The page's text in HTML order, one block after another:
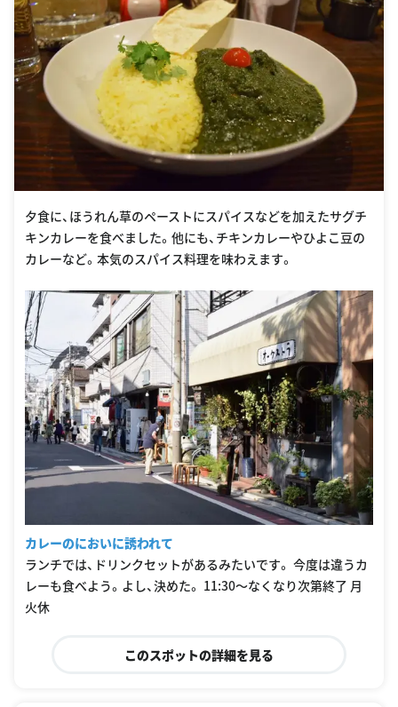
夕食に、ほうれん草のペーストにスパイスなどを加えたサグチ
キンカレーを食べました。他にも、チキンカレーやひよこ豆の
カレーなど。本気のスパイス料理を味わえます。
カレーのにおいに誘われて
ランチでは、ドリンクセットがあるみたいです。 今度は違うカ
レーも食べよう。よし、決めた。 11:30〜なくなり次第終了 月
火休
このスポットの詳細を見る